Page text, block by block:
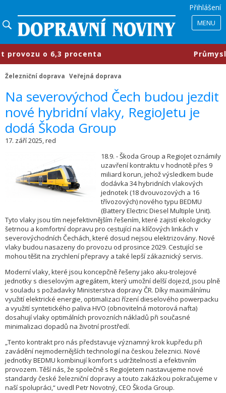
Přihlášení
MENU
o 6,3 procenta ​Průmyslové
Železniční doprava Veřejná doprava
​Na severovýchod Čech budou jezdit
nové hybridní vlaky, RegioJetu je
dodá Škoda Group
17. září 2025, red
18.9. - Škoda Group a RegioJet oznámily
uzavření kontraktu v hodnotě přes 9
miliard korun, jehož výsledkem bude
dodávka 34 hybridních vlakových
jednotek (18 dvouvozových a 16
třívozových) nového typu BEDMU
(Battery Electric Diesel Multiple Unit).
Tyto vlaky jsou tím nejefektivnějším řešením, které zajistí ekologicky
šetrnou a komfortní dopravu pro cestující na klíčových linkách v
severovýchodních Čechách, které dosud nejsou elektrizovány. Nové
vlaky budou nasazeny do provozu od prosince 2029. Cestující se
mohou těšit na zrychlení přepravy a také lepší zákaznický servis.
Moderní vlaky, které jsou koncepčně řešeny jako aku-trolejové
jednotky s dieselovým agregátem, který umožní delší dojezd, jsou plně
v souladu s požadavky Ministerstva dopravy ČR. Díky maximálnímu
využití elektrické energie, optimalizaci řízení dieselového powerpacku
a využití syntetického paliva HVO (obnovitelná motorová nafta)
dosahují vlaky optimálních provozních nákladů při současné
minimalizaci dopadů na životní prostředí.
„Tento kontrakt pro nás představuje významný krok kupředu při
zavádění nejmodernějších technologií na českou železnici. Nové
jednotky BEDMU kombinují komfort s udržitelností a efektivním
provozem. Těší nás, že společně s RegioJetem nastavujeme nové
standardy české železniční dopravy a touto zakázkou pokračujeme v
naší spolupráci,“ uvedl Petr Novotný, CEO Škoda Group.